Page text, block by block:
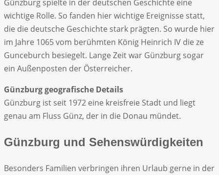
Günzburg spielte in der deutschen Geschichte eine
wichtige Rolle. So fanden hier wichtige Ereignisse statt,
die die deutsche Geschichte stark prägten. So wurde hier
im Jahre 1065 vom berühmten König Heinrich IV die ze
Gunceburch besiegelt. Lange Zeit war Günzburg sogar
ein Außenposten der Österreicher.
Günzburg geografische Details
Günzburg ist seit 1972 eine kreisfreie Stadt und liegt
genau am Fluss Günz, der in die Donau mündet.
Günzburg und Sehenswürdigkeiten
Besonders Familien verbringen ihren Urlaub gerne in der